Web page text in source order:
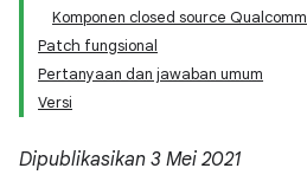
Komponen closed source Qualcomm
Patch fungsional
Pertanyaan dan jawaban umum
Versi
Dipublikasikan 3 Mei 2021